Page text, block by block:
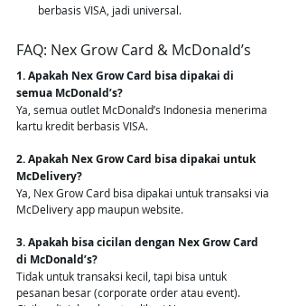
berbasis VISA, jadi universal.
FAQ: Nex Grow Card & McDonald’s
1. Apakah Nex Grow Card bisa dipakai di
semua McDonald’s?
Ya, semua outlet McDonald’s Indonesia menerima
kartu kredit berbasis VISA.
2. Apakah Nex Grow Card bisa dipakai untuk
McDelivery?
Ya, Nex Grow Card bisa dipakai untuk transaksi via
McDelivery app maupun website.
3. Apakah bisa cicilan dengan Nex Grow Card
di McDonald’s?
Tidak untuk transaksi kecil, tapi bisa untuk
pesanan besar (corporate order atau event).